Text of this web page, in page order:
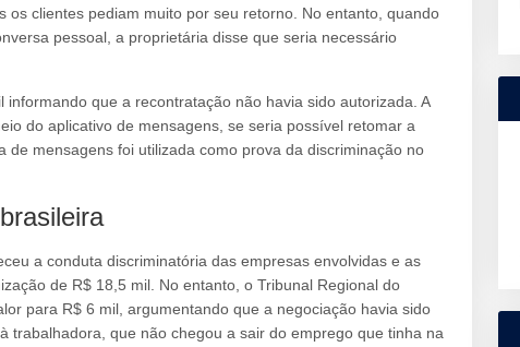
clientes pediam muito por seu retorno. No entanto, quando
pessoal, a proprietária disse que seria necessário
que a recontratação não havia sido autorizada. A
do aplicativo de mensagens, se seria possível retomar a
de mensagens foi utilizada como prova da discriminação no
a conduta discriminatória das empresas envolvidas e as
de R$ 18,5 mil. No entanto, o Tribunal Regional do
para R$ 6 mil, argumentando que a negociação havia sido
trabalhadora, que não chegou a sair do emprego que tinha na